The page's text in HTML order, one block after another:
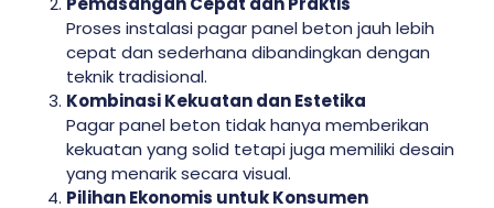
Proses instalasi pagar panel beton jauh lebih
cepat dan sederhana dibandingkan dengan
teknik tradisional.
Kombinasi Kekuatan dan Estetika
Pagar panel beton tidak hanya memberikan
kekuatan yang solid tetapi juga memiliki desain
yang menarik secara visual.
Pilihan Ekonomis untuk Konsumen